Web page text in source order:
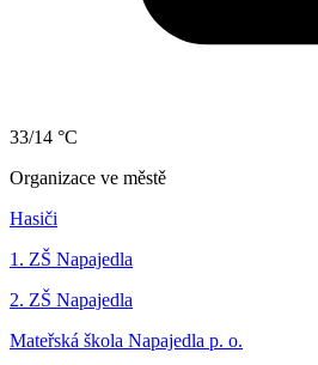
33/14 °C
Organizace ve městě
Hasiči
1. ZŠ Napajedla
2. ZŠ Napajedla
Mateřská škola Napajedla p. o.